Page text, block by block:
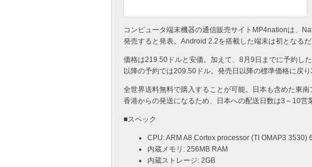
コンピュータ端末機器の通信販売サイトMP4nationは、
発売すると発表。Android 2.2を搭載した端末は初となる
価格は219.50ドルと安価。加えて、8月9日までに予約し
以降の予約では209.50ドル。発売日以降の標準価格に戻り
全世界送料無料で購入することが可能。日本も含めた東南
香港からの発送になるため、日本への配送日数は3～10営
■スペック
CPU: ARM A8 Cortex processor (TI OMAP3 3530)
内蔵メモリ: 256MB RAM
内蔵ストレージ: 2GB